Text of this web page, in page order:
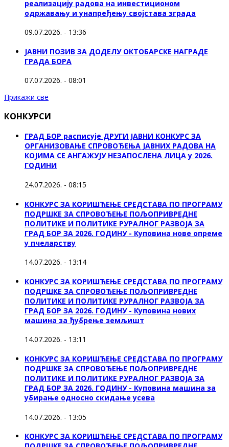
реализацију радова на инвестиционом
одржавању и унапређењу својстава зграда
09.07.2026. - 13:36
ЈАВНИ ПОЗИВ ЗА ДОДЕЛУ ОКТOБАРСКЕ НАГРАДЕ
ГРАДА БОРА
07.07.2026. - 08:01
Прикажи све
КОНКУРСИ
ГРАД БОР расписује ДРУГИ ЈАВНИ КОНКУРС ЗА
ОРГАНИЗОВАЊЕ СПРОВОЂЕЊА ЈАВНИХ РАДОВА НА
КОЈИМА СЕ АНГАЖУЈУ НЕЗАПОСЛЕНА ЛИЦА у 2026.
ГОДИНИ
24.07.2026. - 08:15
КОНКУРС ЗА КОРИШЋЕЊЕ СРЕДСТАВА ПО ПРОГРАМУ
ПОДРШКЕ ЗА СПРОВОЂЕЊЕ ПОЉОПРИВРЕДНЕ
ПОЛИТИКЕ И ПОЛИТИКЕ РУРАЛНОГ РАЗВОЈА ЗА
ГРАД БОР ЗА 2026. ГОДИНУ - Куповина нове опреме
у пчеларству
14.07.2026. - 13:14
КОНКУРС ЗА КОРИШЋЕЊЕ СРЕДСТАВА ПО ПРОГРАМУ
ПОДРШКЕ ЗА СПРОВОЂЕЊЕ ПОЉОПРИВРЕДНЕ
ПОЛИТИКЕ И ПОЛИТИКЕ РУРАЛНОГ РАЗВОЈА ЗА
ГРАД БОР ЗА 2026. ГОДИНУ - Куповина нових
машина за ђубрење земљишт
14.07.2026. - 13:11
КОНКУРС ЗА КОРИШЋЕЊЕ СРЕДСТАВА ПО ПРОГРАМУ
ПОДРШКЕ ЗА СПРОВОЂЕЊЕ ПОЉОПРИВРЕДНЕ
ПОЛИТИКЕ И ПОЛИТИКЕ РУРАЛНОГ РАЗВОЈА ЗА
ГРАД БОР ЗА 2026. ГОДИНУ - Куповинa машина за
убирање односно скидање усева
14.07.2026. - 13:05
КОНКУРС ЗА КОРИШЋЕЊЕ СРЕДСТАВА ПО ПРОГРАМУ